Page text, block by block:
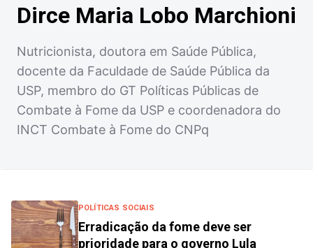
Dirce Maria Lobo Marchioni
Nutricionista, doutora em Saúde Pública,
docente da Faculdade de Saúde Pública da
USP, membro do GT Políticas Públicas de
Combate à Fome da USP e coordenadora do
INCT Combate à Fome do CNPq
POLÍTICAS SOCIAIS
Erradicação da fome deve ser
prioridade para o governo Lula